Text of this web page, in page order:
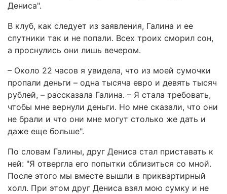
Дениса".
В клуб, как следует из заявления, Галина и ее
спутники так и не попали. Всех троих сморил сон,
а проснулись они лишь вечером.
– Около 22 часов я увидела, что из моей сумочки
пропали деньги – одна тысяча евро и девять тысяч
рублей, – рассказала Галина. – Я стала требовать,
чтобы мне вернули деньги. Но мне сказали, что они
не брали и что они мне могут столько же дать и
даже еще больше".
По словам Галины, друг Дениса стал приставать к
ней: "Я отвергла его попытки сблизиться со мной.
После этого мы вместе вышли в приквартирный
холл. При этом друг Дениса взял мою сумку и не